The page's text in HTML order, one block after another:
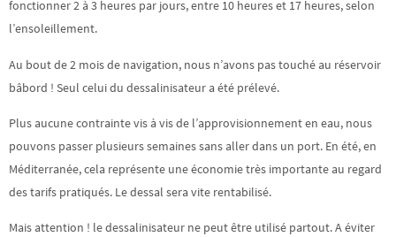
fonctionner 2 à 3 heures par jours, entre 10 heures et 17 heures, selon
l’ensoleillement.
Au bout de 2 mois de navigation, nous n’avons pas touché au réservoir
bâbord ! Seul celui du dessalinisateur a été prélevé.
Plus aucune contrainte vis à vis de l’approvisionnement en eau, nous
pouvons passer plusieurs semaines sans aller dans un port. En été, en
Méditerranée, cela représente une économie très importante au regard
des tarifs pratiqués. Le dessal sera vite rentabilisé.
Mais attention ! le dessalinisateur ne peut être utilisé partout. A éviter